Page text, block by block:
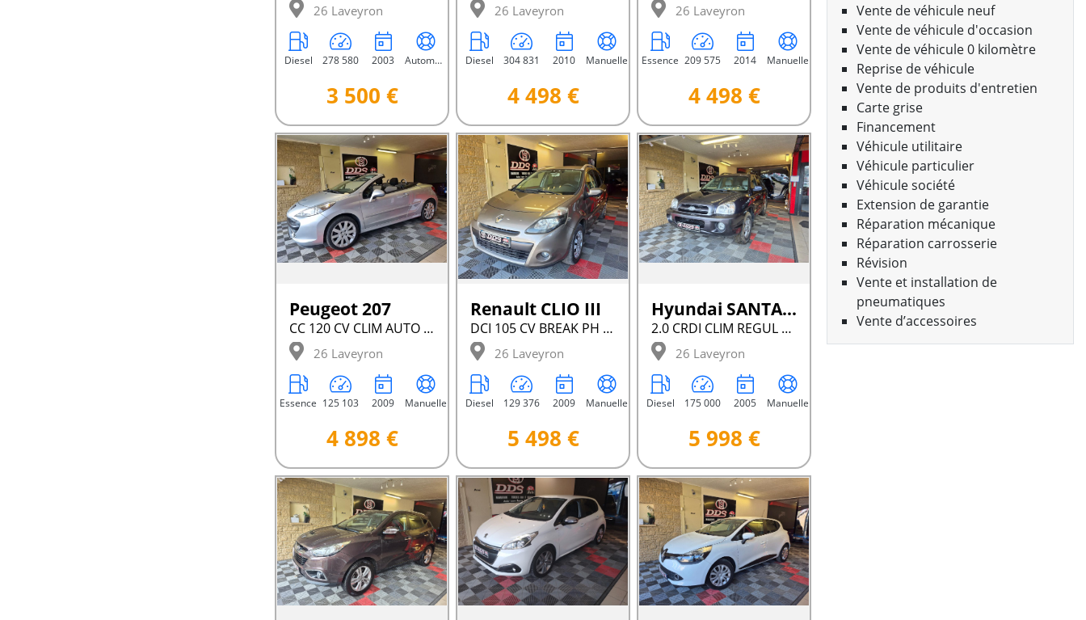
26 Laveyron
Diesel 278 580 2003 Automatique
3 500 €
26 Laveyron
Diesel 304 831 2010 Manuelle
4 498 €
26 Laveyron
Essence 209 575 2014 Manuelle
4 498 €
Peugeot 207
CC 120 CV CLIM AUTO REGUL
26 Laveyron
Essence 125 103 2009 Manuelle
4 898 €
Renault CLIO III
DCI 105 CV BREAK PH 2 CLIM REGUL
26 Laveyron
Diesel 129 376 2009 Manuelle
5 498 €
Hyundai SANTA FE
2.0 CRDI CLIM REGUL 125 CT OK
26 Laveyron
Diesel 175 000 2005 Manuelle
5 998 €
Vente de véhicule neuf
Vente de véhicule d'occasion
Vente de véhicule 0 kilomètre
Reprise de véhicule
Vente de produits d'entretien
Carte grise
Financement
Véhicule utilitaire
Véhicule particulier
Véhicule société
Extension de garantie
Réparation mécanique
Réparation carrosserie
Révision
Vente et installation de
pneumatiques
Vente d’accessoires